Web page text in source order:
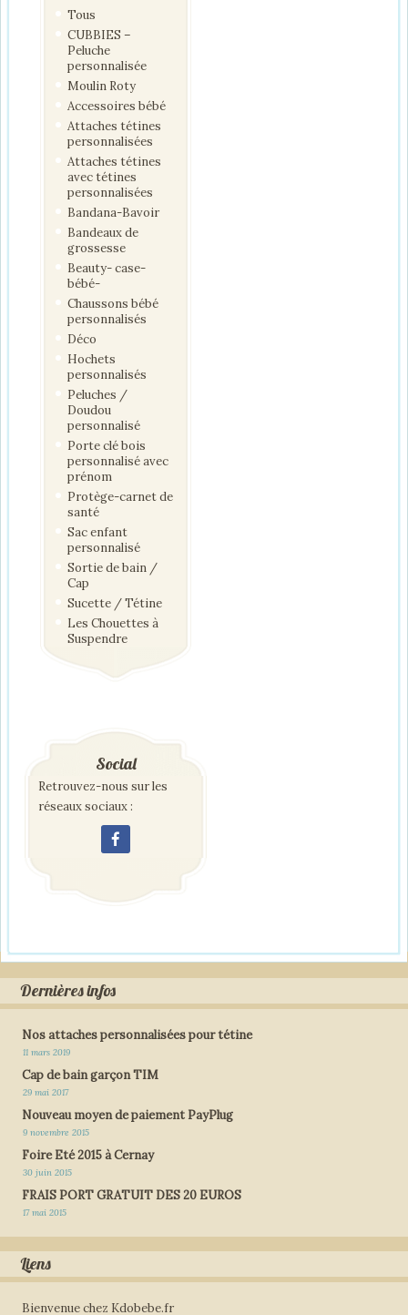
Tous
CUBBIES –
Peluche
personnalisée
Moulin Roty
Accessoires bébé
Attaches tétines
personnalisées
Attaches tétines
avec tétines
personnalisées
Bandana-Bavoir
Bandeaux de
grossesse
Beauty- case-
bébé-
Chaussons bébé
personnalisés
Déco
Hochets
personnalisés
Peluches /
Doudou
personnalisé
Porte clé bois
personnalisé avec
prénom
Protège-carnet de
santé
Sac enfant
personnalisé
Sortie de bain /
Cap
Sucette / Tétine
Les Chouettes à
Suspendre
Social
Retrouvez-nous sur les
réseaux sociaux :
Dernières infos
Nos attaches personnalisées pour tétine
11 mars 2019
Cap de bain garçon TIM
29 mai 2017
Nouveau moyen de paiement PayPlug
9 novembre 2015
Foire Eté 2015 à Cernay
30 juin 2015
FRAIS PORT GRATUIT DES 20 EUROS
17 mai 2015
Liens
Bienvenue chez Kdobebe.fr